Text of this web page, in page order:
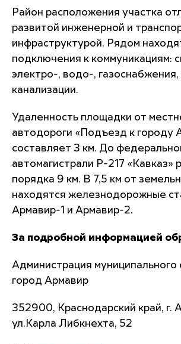
Район расположения участка
развитой инженерной и
инфраструктурой. Рядом
подключения к коммуникациям:
электро-, водо-, газоснабжения,
канализации.
Удаленность площадки от
автодороги «Подъезд к городу
составляет 3 км. До
автомагистрали Р-217 «Кавказ»
порядка 9 км. В 7,5 км от
находятся железнодорожные
Армавир-1 и Армавир-2.
За подробной информацией
Администрация муниципального
город Армавир
352900, Краснодарский край, г.
ул.Карла Либкнехта, 52